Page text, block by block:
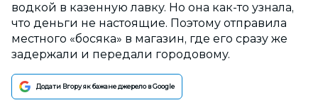
водкой в казенную лавку. Но она как-то узнала,
что деньги не настоящие. Поэтому отправила
местного «босяка» в магазин, где его сразу же
задержали и передали городовому.
Додати Вгору як бажане джерело в Google